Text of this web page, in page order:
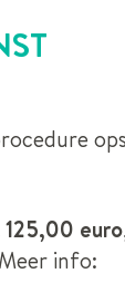
125,00 euro
info: